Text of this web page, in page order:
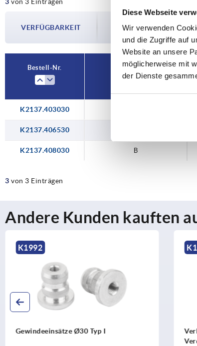
Diese Webseite
Wir verwenden
und die Zugriffe auf
Website an unsere
möglicherweise mit
der Dienste
B
VERFÜGBARKEIT
Die Verfügbarkeiten werden
Im finalen Schritt vor
Versanddatum.
Bestell-Nr.
Form
K2137.403030
K2137.406530
K2137.408030 B
3 von 3 Einträgen
Andere Kunden kauften
Verbinder 45° Ø30 Typ I mit